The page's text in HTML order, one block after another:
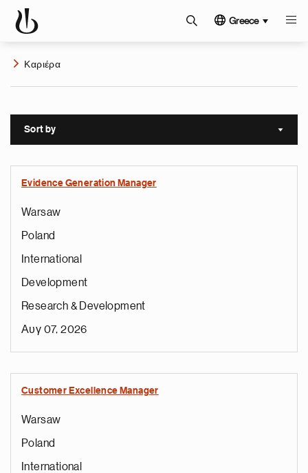
Greece
Καριέρα
Sort by Sort
Evidence Generation Manager
Warsaw
Poland
International
Development
Research & Development
Αυγ 07, 2026
Customer Excellence Manager
Warsaw
Poland
International